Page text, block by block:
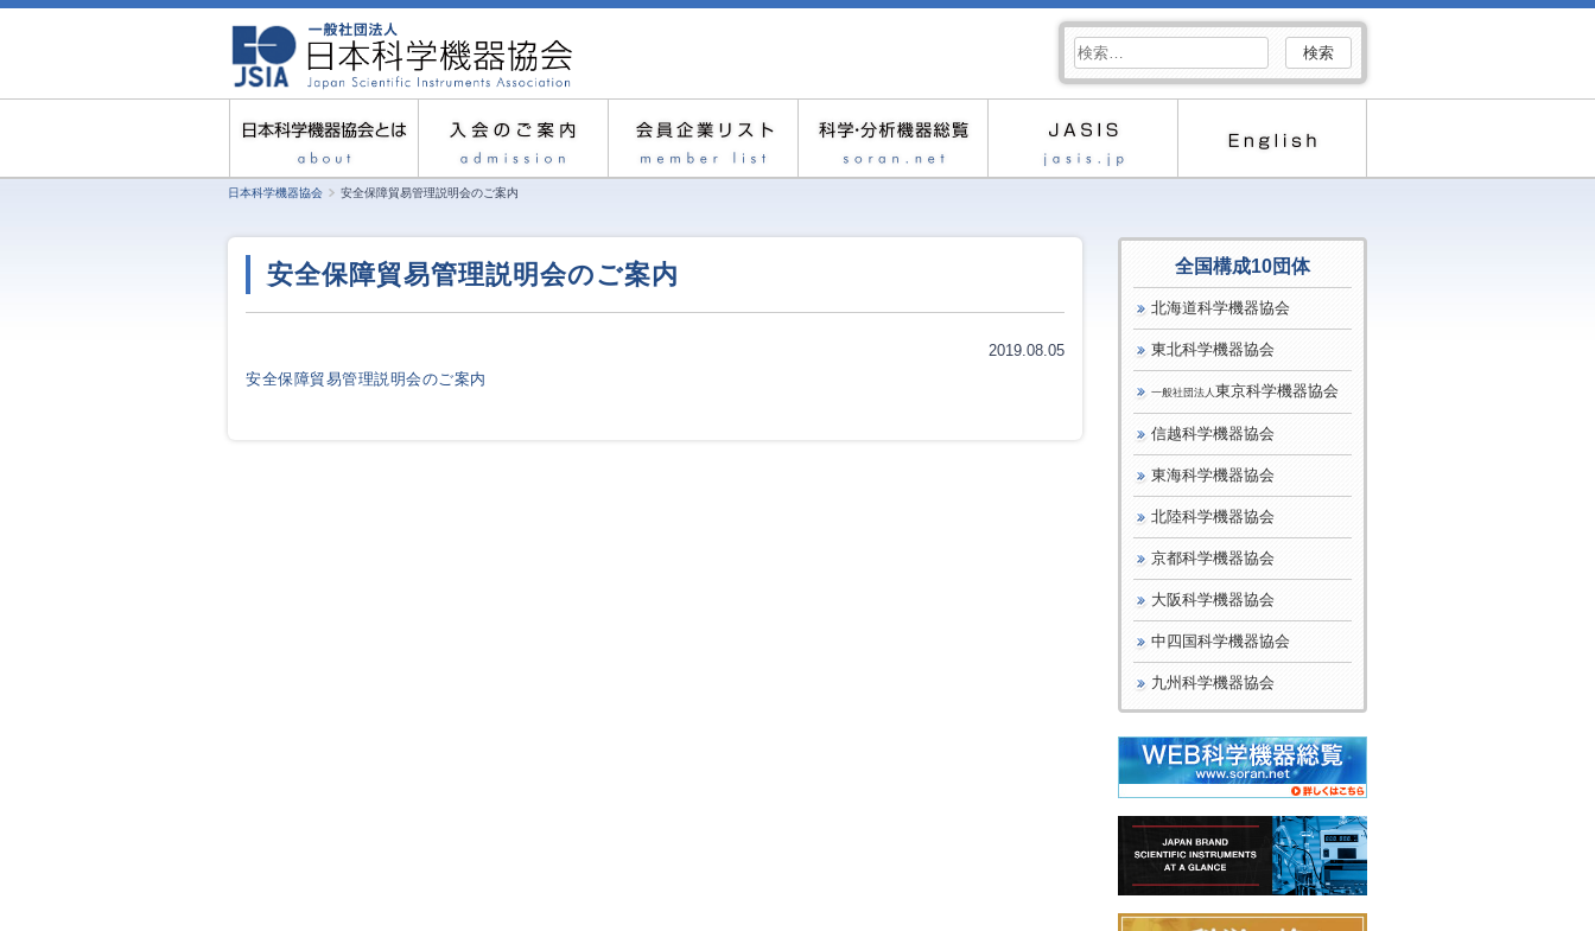
索:
日本科学機器協会 安全保障貿易管理説明会のご案内
安全保障貿易管理説明会のご案内
2019.08.05
安全保障貿易管理説明会のご案内
全国構成10団体
北海道科学機器協会
東北科学機器協会
一般社団法人 東京科学機器協会
信越科学機器協会
東海科学機器協会
北陸科学機器協会
京都科学機器協会
大阪科学機器協会
中四国科学機器協会
九州科学機器協会